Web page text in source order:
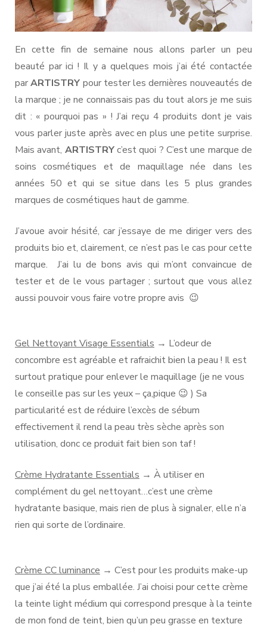
En cette fin de semaine nous allons parler un peu
beauté par ici ! Il y a quelques mois j’ai été contactée
parARTISTRY pour tester les dernières nouveautés de
la marque ; je ne connaissais pas du tout alors je me suis
dit : « pourquoi pas » ! J’ai reçu 4 produits dont je vais
vous parler juste après avec en plus une petite surprise.
Mais avant, ARTISTRYc’est quoi ? C’est une marque de
soins cosmétiques et de maquillage née dans les
années 50 et qui se situe dans les 5 plus grandes
marques de cosmétiques haut de gamme.
J’avoue avoir hésité, car j’essaye de me diriger vers des
produits bio et, clairement, ce n’est pas le cas pour cette
marque. J’ai lu de bons avis qui m’ont convaincue de
tester et de le vous partager ; surtout que vous allez
aussi pouvoir vous faire votre propre avis 😉
Gel Nettoyant Visage Essentials → L’odeur de
concombre est agréable et rafraichit bien la peau ! Il est
surtout pratique pour enlever le maquillage (je ne vous
le conseille pas sur les yeux – ça,pique 😉 ) Sa
particularité est de réduire l’excès de sébum
effectivement il rend la peau très sèche après son
utilisation, donc ce produit fait bien son taf !
Crème Hydratante Essentials → À utiliser en
complément du gel nettoyant…c’est une crème
hydratante basique, mais rien de plus à signaler, elle n’a
rien qui sorte de l’ordinaire.
Crème CC luminance → C’est pour les produits make-up
que j’ai été la plus emballée. J’ai choisi pour cette crème
la teinte light médium qui correspond presque à la teinte
de mon fond de teint, bien qu’un peu grasse en texture